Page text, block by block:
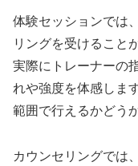
体験セッションでは
リングを受けること
実際にトレーナーの
れや強度を体感しま
範囲で行えるかどう
カウンセリングでは